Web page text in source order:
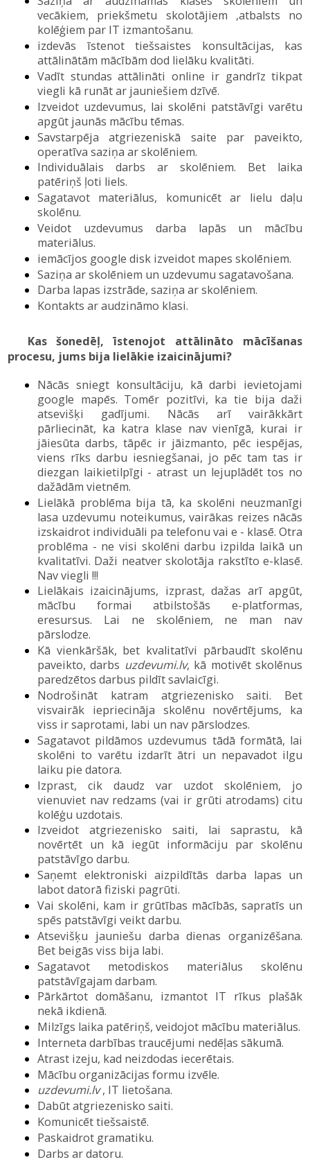
vecākiem, priekšmetu skolotājiem ,atbalsts no
kolēģiem par IT izmantošanu.
izdevās īstenot tiešsaistes konsultācijas, kas
attālinātām mācībām dod lielāku kvalitāti.
Vadīt stundas attālināti online ir gandrīz tikpat
viegli kā runāt ar jauniešiem dzīvē.
Izveidot uzdevumus, lai skolēni patstāvīgi varētu
apgūt jaunās mācību tēmas.
Savstarpēja atgriezeniskā saite par paveikto,
operatīva saziņa ar skolēniem.
Individuālais darbs ar skolēniem. Bet laika
patēriņš ļoti liels.
Sagatavot materiālus, komunicēt ar lielu daļu
skolēnu.
Veidot uzdevumus darba lapās un mācību
materiālus.
iemācījos google disk izveidot mapes skolēniem.
Saziņa ar skolēniem un uzdevumu sagatavošana.
Darba lapas izstrāde, saziņa ar skolēniem.
Kontakts ar audzināmo klasi.
Kas šonedēļ, īstenojot attālināto mācīšanas
procesu, jums bija lielākie izaicinājumi?
Nācās sniegt konsultāciju, kā darbi ievietojami
google mapēs. Tomēr pozitīvi, ka tie bija daži
atsevišķi gadījumi. Nācās arī vairākkārt
pārliecināt, ka katra klase nav vienīgā, kurai ir
jāiesūta darbs, tāpēc ir jāizmanto, pēc iespējas,
viens rīks darbu iesniegšanai, jo pēc tam tas ir
diezgan laikietilpīgi -atrast un lejuplādēt tos no
dažādām vietnēm.
Lielākā problēma bija tā, ka skolēni neuzmanīgi
lasa uzdevumu noteikumus, vairākas reizes nācās
izskaidrot individuāli pa telefonu vai e - klasē. Otra
problēma - ne visi skolēni darbu izpilda laikā un
kvalitatīvi. Daži neatver skolotāja rakstīto e-klasē.
Nav viegli !!!
Lielākais izaicinājums, izprast, dažas arī apgūt,
mācību formai atbilstošās e-platformas,
eresursus. Lai ne skolēniem, ne man nav
pārslodze.
Kā vienkāršāk, bet kvalitatīvi pārbaudīt skolēnu
paveikto, darbs uzdevumi.lv, kā motivēt skolēnus
paredzētos darbus pildīt savlaicīgi.
Nodrošināt katram atgriezenisko saiti. Bet
visvairāk iepriecināja skolēnu novērtējums, ka
viss ir saprotami, labi un nav pārslodzes.
Sagatavot pildāmos uzdevumus tādā formātā, lai
skolēni to varētu izdarīt ātri un nepavadot ilgu
laiku pie datora.
Izprast, cik daudz var uzdot skolēniem, jo
vienuviet nav redzams (vai ir grūti atrodams) citu
kolēģu uzdotais.
Izveidot atgriezenisko saiti, lai saprastu, kā
novērtēt un kā iegūt informāciju par skolēnu
patstāvīgo darbu.
Saņemt elektroniski aizpildītās darba lapas un
labot datorā fiziski pagrūti.
Vai skolēni, kam ir grūtības mācībās, sapratīs un
spēs patstāvīgi veikt darbu.
Atsevišķu jauniešu darba dienas organizēšana.
Bet beigās viss bija labi.
Sagatavot metodiskos materiālus skolēnu
patstāvīgajam darbam.
Pārkārtot domāšanu, izmantot IT rīkus plašāk
nekā ikdienā.
Milzīgs laika patēriņš, veidojot mācību materiālus.
Interneta darbības traucējumi nedēļas sākumā.
Atrast izeju, kad neizdodas iecerētais.
Mācību organizācijas formu izvēle.
uzdevumi.lv, IT lietošana.
Dabūt atgriezenisko saiti.
Komunicēt tiešsaistē.
Paskaidrot gramatiku.
Darbs ar datoru.